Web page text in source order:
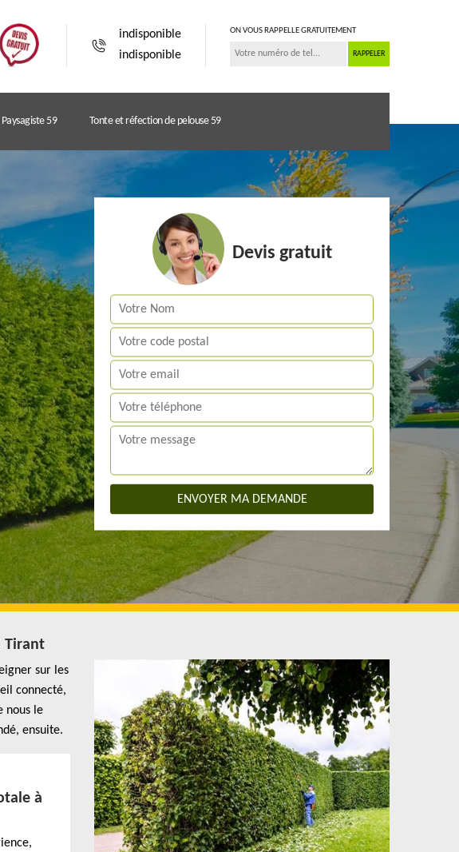
indisponible
indisponible
ON VOUS RAPPELLE GRATUITEMENT
Paysagiste 59 Tonte et réfection de pelouse 59
Devis gratuit
Tirant
sur les
connecté,
nous le
ensuite.
à